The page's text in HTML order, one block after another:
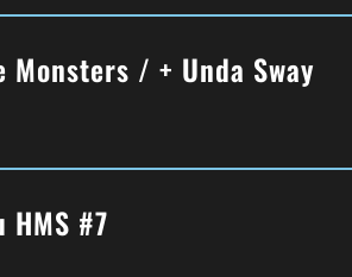
Monsters / + Unda Sway
HMS #7